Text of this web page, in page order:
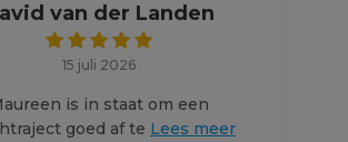
van der Landen
15 juli 2026
is in staat om een
goed af te Lees meer